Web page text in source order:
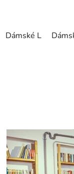
Dámské L